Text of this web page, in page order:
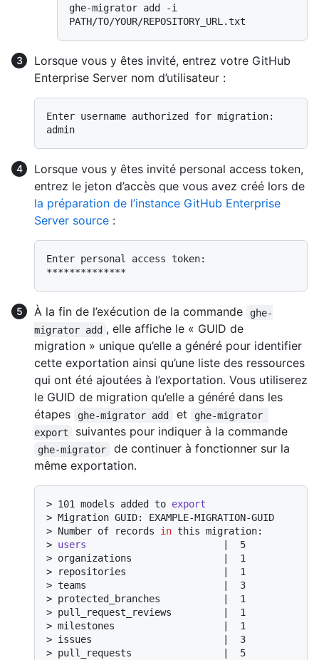
ghe-migrator add -i
Lorsque vous y êtes invité, entrez votre GitHub
Enterprise Server nom d’utilisateur :
Enter username authorized for migration:
Lorsque vous y êtes invité personal access token,
entrez le jeton d’accès que vous avez créé lors de
la préparation de l’instance GitHub Enterprise
Server source :
Enter personal access token:
À la fin de l’exécution de la commande
ghe-
migrator add , elle affiche le « GUID de
migration » unique qu’elle a généré pour identifier
cette exportation ainsi qu’une liste des ressources
qui ont été ajoutées à l’exportation. Vous utiliserez
le GUID de migration qu’elle a généré dans les
étapes
ghe-migrator add et
ghe-migrator
export
suivantes pour indiquer à la commande
ghe-migrator
de continuer à fonctionner sur la
même exportation.
> 101 models added to export
> Migration GUID: EXAMPLE-MIGRATION-GUID
> Number of records in this migration:
> users
                        |  5
> organizations                |  1
>
repositories                 |  1
> teams                        |  3
> protected_branches           |  1
> pull_request_reviews         |  1
> milestones                   |  1
> issues                       |  3
> pull_requests                |  5